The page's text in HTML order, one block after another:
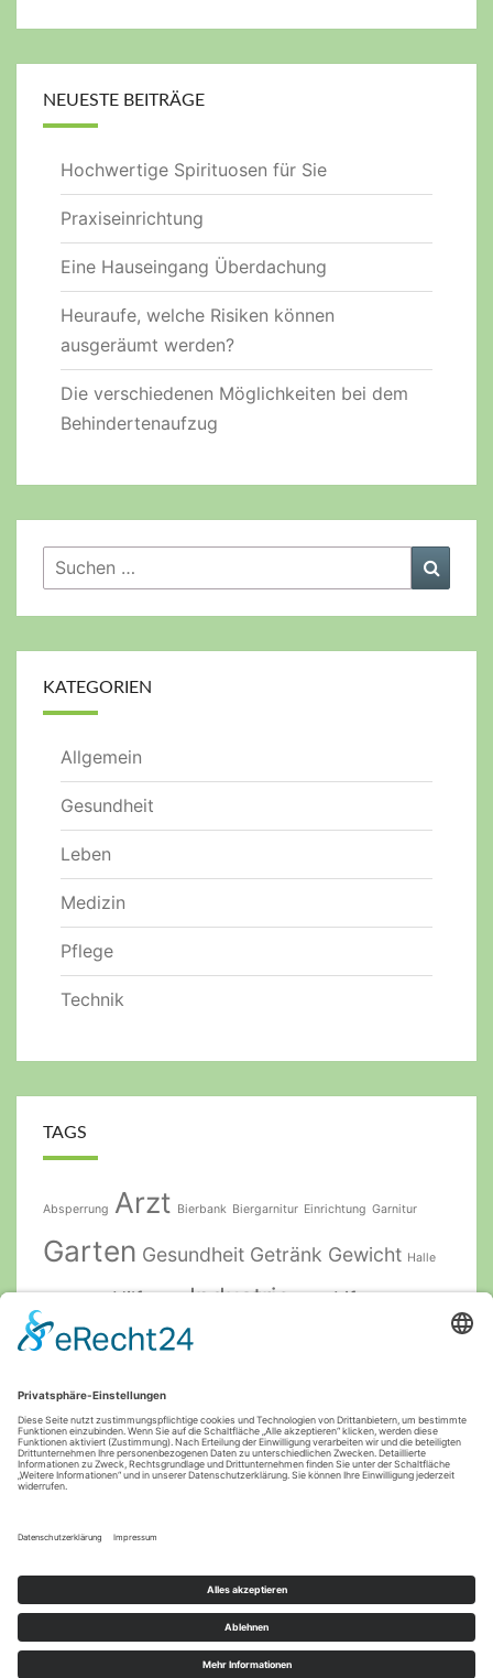
NEUESTE BEITRÄGE
Hochwertige Spirituosen für Sie
Praxiseinrichtung
Eine Hauseingang Überdachung
Heuraufe, welche Risiken können
ausgeräumt werden?
Die verschiedenen Möglichkeiten bei dem
Behindertenaufzug
Suchen
nach:
KATEGORIEN
Allgemein
Gesundheit
Leben
Medizin
Pflege
Technik
TAGS
Absperrung Arzt Bierbank Biergarnitur Einrichtung Garnitur
Garten Gesundheit Getränk Gewicht Halle
Hilfe Industrie Lift
Meditation München
Plattformlift pool Praxis
Schallabsorber Schallmessraum Schutz Senioren
Sicherheit Spirituosen Technik
Stolz präsentiert von